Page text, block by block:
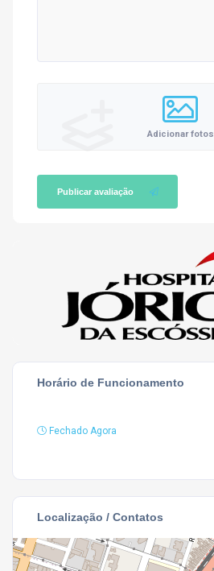
Adicionar fotos
Publicar avaliação
Horário de Funcionamento
Fechado Agora
Localização / Contatos